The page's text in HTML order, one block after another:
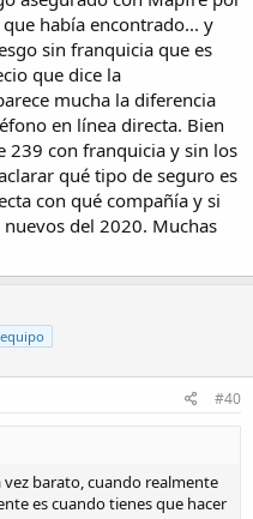
había encontrado... y
sin franquicia que es
que dice la
mucha la diferencia
en línea directa. Bien
239 con franquicia y sin los
qué tipo de seguro es
con qué compañía y si
del 2020. Muchas
#40
barato, cuando realmente
es cuando tienes que hacer